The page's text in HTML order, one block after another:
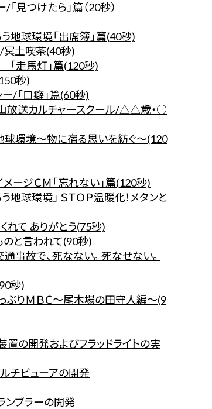
つけたら」篇（20秒）
地球環境「出席簿」篇(40秒)
土喫茶(40秒)
走馬灯」篇(120秒)
秒)
/「口癖」篇(60秒)
送カルチャースクール/△△歳・○
環境～物に宿る思いを紡ぐ～(120
ージＣＭ「忘れない」篇(120秒)
球環境」 ＳＴＯＰ温暖化！メタンと
て ありがとう(75秒)
と言われて(90秒)
事故で、死なない。死なせない。
秒)
りＭＢＣ～尾木場の田守人編～(9
の開発およびフラッドライトの実
チビューアの開発
ブラーの開発